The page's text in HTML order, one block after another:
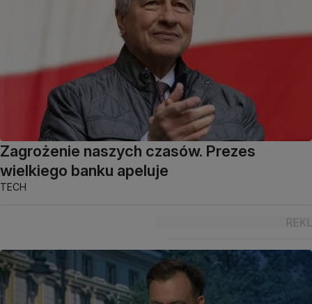
Zagrożenie naszych czasów. Prezes
wielkiego banku apeluje
TECH